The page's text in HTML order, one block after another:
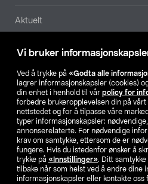
Vi bruker
Ved å trykke på «Godta alle
lagrer informasjonskapsler (cookies)
din enhet i henhold til vår policy for
forbedre brukeropplevelsen din på
nettstedet og for å tilpasse våre
typer informasjonskapsler:
annonserelaterte. For nødvendige
krav om samtykke, ettersom de er
fungere. Hvis du istedenfor ønsker å
trykke på «Innstillinger». Ditt
tilbake når som helst ved å endre dine
informasjonskapsler eller kontakte oss
Aktuelt
Våre selskaper
Finn din
SE NO